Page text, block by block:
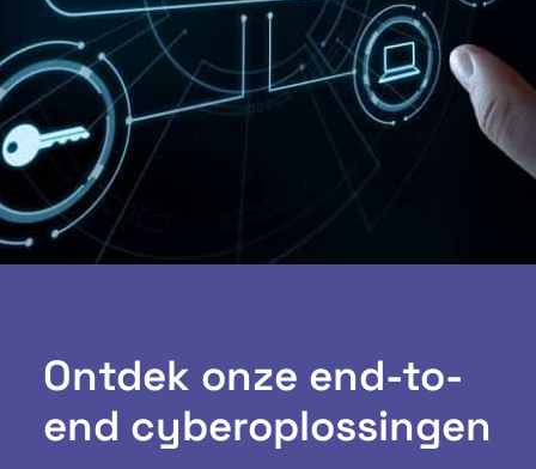
Ontdek onze end-to-
end cyberoplossingen